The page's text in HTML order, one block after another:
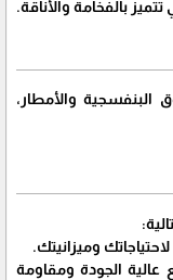
بالفخامة والأناقة.
والأمطار،
وميزانيتك.
عالية الجودة ومقاومة